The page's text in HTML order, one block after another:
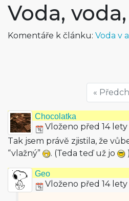
Voda,
Komentáře k článku: Voda v
«
Chocolatka
Vloženo před 14 lety
Tak jsem právě zjistila, že
“vlažný”
. (Teda teď už jo
Geo
Vloženo před 14 lety